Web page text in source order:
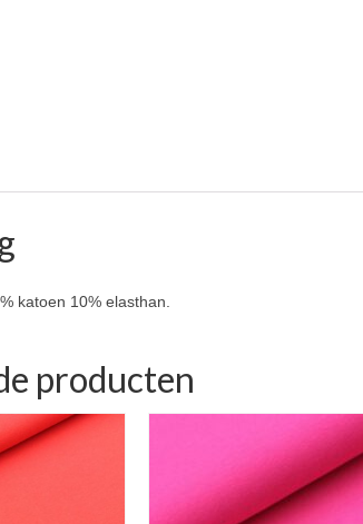
katoen 10% elasthan.
producten